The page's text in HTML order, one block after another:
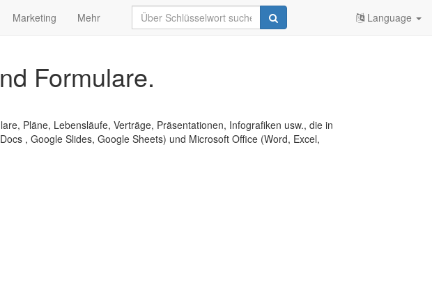
Marketing Mehr Language
Formulare.
Pläne, Lebensläufe, Verträge, Präsentationen, Infografiken usw., die in
, Google Slides, Google Sheets) und Microsoft Office (Word, Excel,